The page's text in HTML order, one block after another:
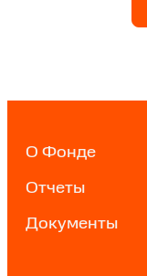
О Фонде
Отчеты
Документы